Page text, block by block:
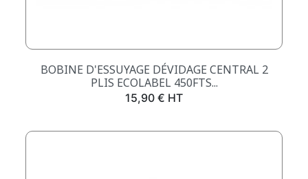
BOBINE D'ESSUYAGE DÉVIDAGE CENTRAL 2
PLIS ECOLABEL 450FTS...
Prix
15,90 € HT